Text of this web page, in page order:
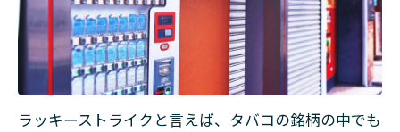
2.2.2
◆ラッ
キース
トライ
ク・エ
キスパ
ラッキーストライクと言えば、タバコの銘柄の中でも